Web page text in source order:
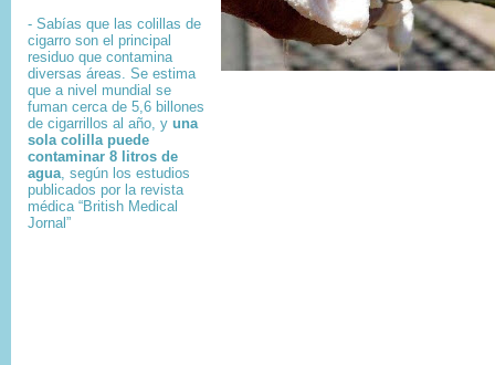
- Sabías que l as colillas de
cigarro son el principal
residuo que contamina
diversas áreas. Se estima
que a nivel mundial se
fuman cerca de 5,6 billones
de cigarrillos al año, y una
sola colilla puede
contaminar 8 litros de
agua, según los estudios
publicados por la revista
médica “British Medical
Jornal”